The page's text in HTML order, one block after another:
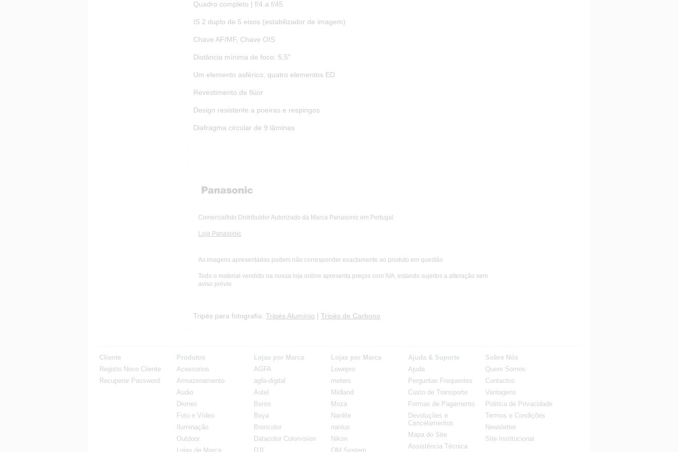
Quadro completo | f/4 a f/45
IS 2 duplo de 5 eixos (estabilizador de imagem)
Chave AF/MF, Chave OIS
Distância mínima de foco: 5,5"
Um elemento asférico, quatro elementos ED
Revestimento de flúor
Design resistente a poeiras e respingos
Diafragma circular de 9 lâminas
Comercialfoto Distribuidor Autorizado da Marca Panasonic em Portugal
Loja Panasonic
As imagens apresentadas podem não corresponder exactamente ao produto em questão
Todo o material vendido na nossa loja online apresenta preços com IVA, estando sujeitos a alteração sem
aviso prévio
Tripés para fotografia: Tripés Alumínio | Tripés de Carbono
Cliente
Registo Novo Cliente
Recuperar Password
Produtos
Acessorios
Armazenamento
Audio
Drones
Foto e Vídeo
Iluminação
Outdoor
Lojas de Marca
Lojas por Marca
AGFA
agfa-digital
Autel
Benro
Boya
Broncolor
Datacolor Colorvision
DJI
Lojas por Marca
Lowepro
meters
Midland
Moza
Nanlite
nanlux
Nikon
OM System
Ajuda & Suporte
Ajuda
Perguntas Frequentes
Custo de Transporte
Formas de Pagamento
Devoluções e
Cancelamentos
Mapa do Site
Assistência Técnica
Sobre Nós
Quem Somos
Contactos
Vantagens
Politica de Privacidade
Termos e Condições
Newsletter
Site Institucional